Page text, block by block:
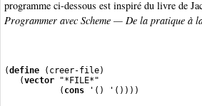
programme ci-dessous est inspiré du livre de
Programmer avec Scheme — De la pratique à
(define (creer-file)
   (
vector "*FILE*"
           (
cons '() '())))